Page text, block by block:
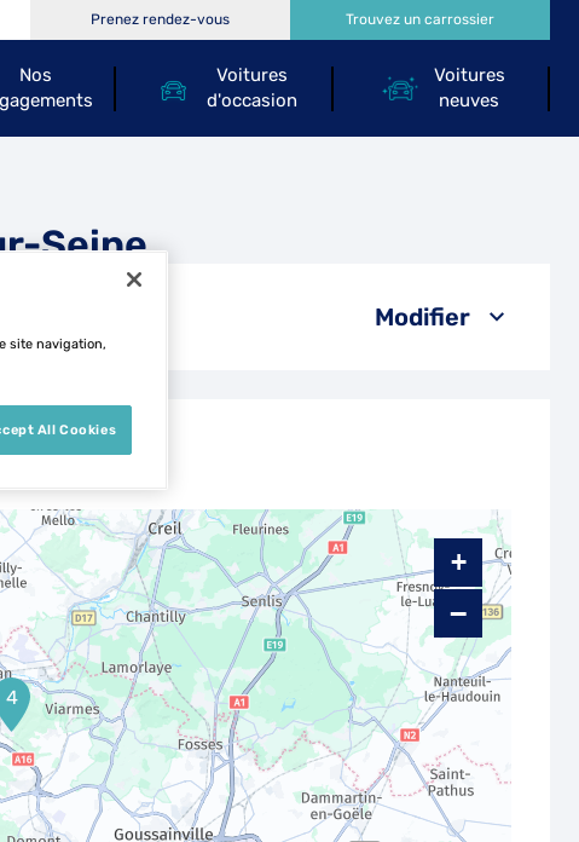
Nos
Voitures
d'occasion
Voitures
neuves
Prenez rendez-vous Trouvez un carrossier
Seine
Modifier
4
+
−
site navigation,
All Cookies